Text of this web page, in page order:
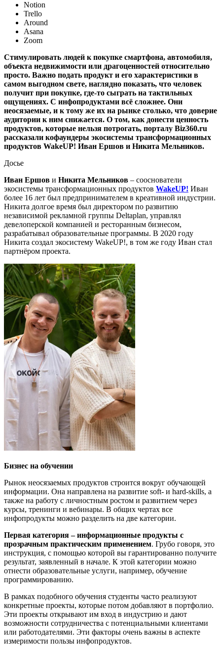
Notion
Trello
Around
Asana
Zoom
Стимулировать людей к покупке смартфона, автомобиля,
объекта недвижимости или драгоценностей относительно
просто. Важно подать продукт и его характеристики в
самом выгодном свете, наглядно показать, что человек
получит при покупке, где-то сыграть на тактильных
ощущениях. С инфопродуктами всё сложнее. Они
неосязаемые, и к тому же их на рынке столько, что доверие
аудитории к ним снижается. О том, как донести ценность
продуктов, которые нельзя потрогать, порталу Biz360.ru
рассказали кофаундеры экосистемы трансформационных
продуктов WakeUP! Иван Ершов и Никита Мельников.
Досье
Иван Ершов и Никита Мельников – сооснователи
экосистемы трансформационных продуктов WakeUP! Иван
более 16 лет был предпринимателем в креативной индустрии.
Никита долгое время был директором по развитию
независимой рекламной группы Deltaplan, управлял
девелоперской компанией и ресторанным бизнесом,
разрабатывал образовательные программы. В 2020 году
Никита создал экосистему WakeUP!, в том же году Иван стал
партнёром проекта.
Бизнес на обучении
Рынок неосязаемых продуктов строится вокруг обучающей
информации. Она направлена на развитие soft- и hard-skills, а
также на работу с личностным ростом и развитием через
курсы, тренинги и вебинары. В общих чертах все
инфопродукты можно разделить на две категории.
Первая категория –информационные продукты с
прозрачным практическим применением. Грубо говоря, это
инструкция, с помощью которой вы гарантированно получите
результат, заявленный в начале. К этой категории можно
отнести образовательные услуги, например, обучение
программированию.
В рамках подобного обучения студенты часто реализуют
конкретные проекты, которые потом добавляют в портфолио.
Эти проекты открывают им вход в индустрию и дают
возможности сотрудничества с потенциальными клиентами
или работодателями. Эти факторы очень важны в аспекте
измеримости пользы инфопродуктов.